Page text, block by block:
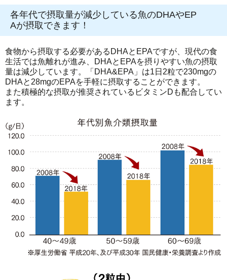
各年代で摂取量が減少している魚のDHAやEP
Aが摂取できます！
食物から摂取する必要があるDHAとEPAですが、現代の食
生活では魚離れが進み、DHAとEPAを摂りやすい魚の摂取
量は減少しています。「DHA&EPA」は1日2粒で230mgの
DHAと28mgのEPAを手軽に摂取することができます。
また積極的な摂取が推奨されているビタミンDも配合してい
ます。